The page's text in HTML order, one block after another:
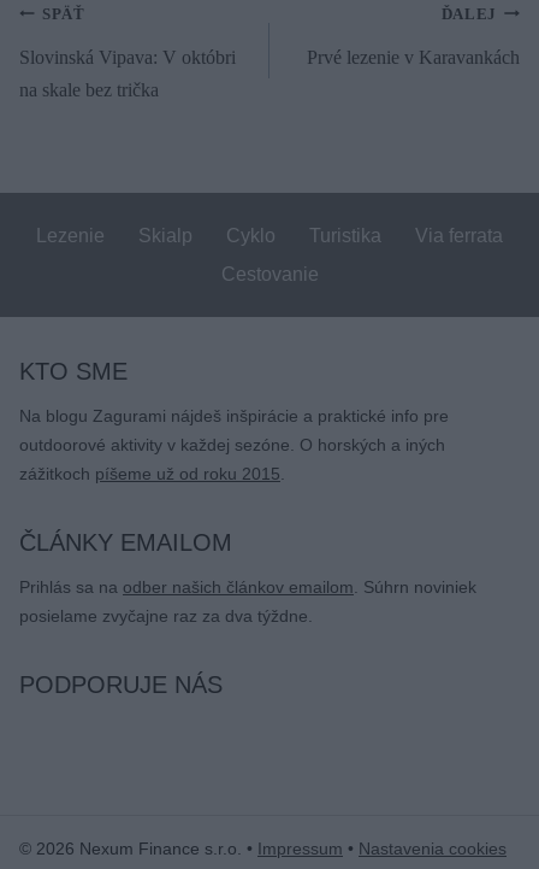
Navigácia
SPÄŤ
Slovinská Vipava: V októbri
na skale bez trička
ĎALEJ
Prvé lezenie v Karavankách
Lezenie Skialp Cyklo Turistika
Via ferrata
Cestovanie
KTO SME
Na blogu Zagurami nájdeš inšpirácie a praktické info pre
outdoorové aktivity v každej sezóne. O horských a iných
zážitkoch píšeme už od roku 2015.
ČLÁNKY EMAILOM
Prihlás sa na odber našich článkov emailom. Súhrn noviniek
posielame zvyčajne raz za dva týždne.
PODPORUJE NÁS
© 2026 Nexum Finance s.r.o. • Impressum • Nastavenia cookies